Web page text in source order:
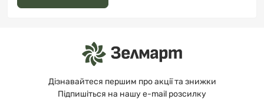
Дізнавайтеся першим про акції та знижки
Підпишіться на нашу e-mail розсилку